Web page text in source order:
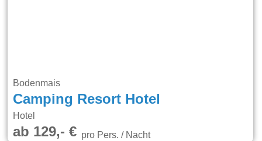
Bodenmais
Camping Resort Hotel
Hotel
ab 129,- €pro Pers. / Nacht